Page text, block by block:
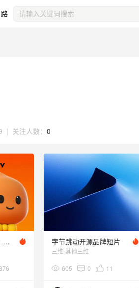
| 关注人数： 0
淘宝IP 升级 + 延展：淘小宝来啦 字节跳动开源品牌短片
三维-其他三维
605 0 11